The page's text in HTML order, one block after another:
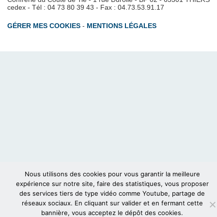
cedex - Tél : 04 73 80 39 43 - Fax : 04.73.53.91.17
GÉRER MES COOKIES - MENTIONS LÉGALES
Nous utilisons des cookies pour vous garantir la meilleure
expérience sur notre site, faire des statistiques, vous proposer
des services tiers de type vidéo comme Youtube, partage de
réseaux sociaux. En cliquant sur valider et en fermant cette
bannière, vous acceptez le dépôt des cookies.